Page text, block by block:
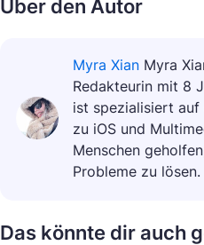
Über den Autor
Myra Xian Myra
Redakteurin mit 8
ist spezialisiert
zu iOS und
Menschen
Probleme zu lösen.
Das könnte dir auch